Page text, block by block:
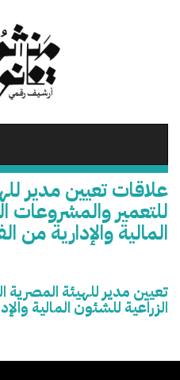
علاقات تعيين مدير
للتعمير والمشروعات
المالية والإدارية من
تعيين مدير للهيئة المصرية
الزراعية للشئون المالية